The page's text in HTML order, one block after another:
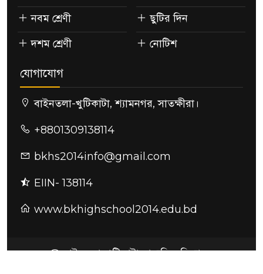
নবম শ্রেণী
দশম শ্রেণী
ছুটির দিন
নোটিশ
যোগাযোগ
বাইনতলা-খুটিকাটা, শ্যামনগর, সাতক্ষীরা।
+8801309138114
bkhs2014info@gmail.com
EIIN- 138114
www.bkhighschool2014.edu.bd
@ বাইনতলা-খুটিকাটা মাধ্যমিক বিদ্যালয়